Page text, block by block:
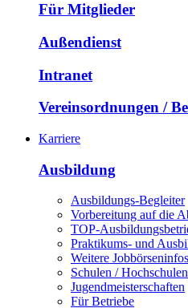
Für Mitglieder
Außendienst
Intranet
Vereinsordnungen /
Karriere
Ausbildung
Ausbildungs-Begleiter
Vorbereitung auf die
TOP-
Praktikums- und
Weitere Jobbörseninfos
Schulen / Hochschulen
Jugendmeisterschaften
Für Betriebe